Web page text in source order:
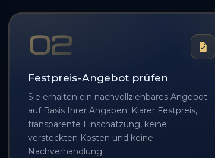
02
Festpreis-Angebot prüfen
Sie erhalten ein nachvollziehbares Angebot
auf Basis Ihrer Angaben. Klarer Festpreis,
transparente Einschätzung, keine
versteckten Kosten und keine
Nachverhandlung.